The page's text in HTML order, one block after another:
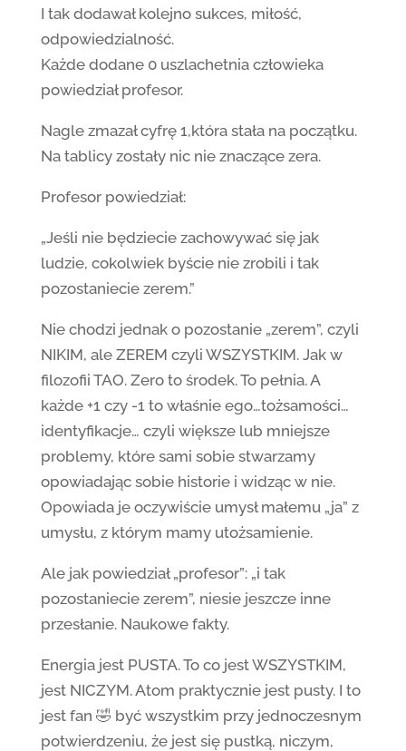
I tak dodawał kolejno sukces, miłość,
odpowiedzialność.
Każde dodane 0 uszlachetnia człowieka
powiedział profesor.
Nagle zmazał cyfrę 1,która stała na początku.
Na tablicy zostały nic nie znaczące zera.
Profesor powiedział:
„Jeśli nie będziecie zachowywać się jak
ludzie, cokolwiek byście nie zrobili i tak
pozostaniecie zerem.”
Nie chodzi jednak o pozostanie „zerem”, czyli
NIKIM, ale ZEREM czyli WSZYSTKIM. Jak w
filozofii TAO. Zero to środek. To pełnia. A
każde +1 czy -1 to właśnie ego…tożsamości…
identyfikacje… czyli większe lub mniejsze
problemy, które sami sobie stwarzamy
opowiadając sobie historie i widząc w nie.
Opowiada je oczywiście umysł małemu „ja” z
umysłu, z którym mamy utożsamienie.
Ale jak powiedział „profesor”: „i tak
pozostaniecie zerem”, niesie jeszcze inne
przesłanie. Naukowe fakty.
Energia jest PUSTA. To co jest WSZYSTKIM,
jest NICZYM. Atom praktycznie jest pusty. I to
jest fan 🤣 być wszystkim przy jednoczesnym
potwierdzeniu, że jest się pustką, niczym,